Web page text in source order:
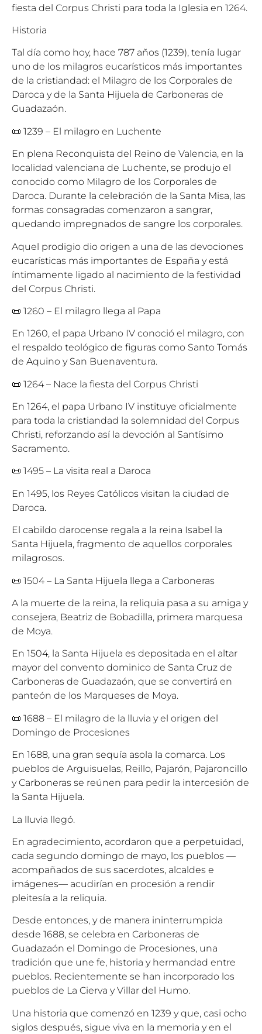
fiesta del Corpus Christi para toda la Iglesia en 1264.
Historia
Tal día como hoy, hace 787 años (1239), tenía lugar
uno de los milagros eucarísticos más importantes
de la cristiandad: el Milagro de los Corporales de
Daroca y de la Santa Hijuela de Carboneras de
Guadazaón.
📜 1239 – El milagro en Luchente
En plena Reconquista del Reino de Valencia, en la
localidad valenciana de Luchente, se produjo el
conocido como Milagro de los Corporales de
Daroca. Durante la celebración de la Santa Misa, las
formas consagradas comenzaron a sangrar,
quedando impregnados de sangre los corporales.
Aquel prodigio dio origen a una de las devociones
eucarísticas más importantes de España y está
íntimamente ligado al nacimiento de la festividad
del Corpus Christi.
📜 1260 – El milagro llega al Papa
En 1260, el papa Urbano IV conoció el milagro, con
el respaldo teológico de figuras como Santo Tomás
de Aquino y San Buenaventura.
📜 1264 – Nace la fiesta del Corpus Christi
En 1264, el papa Urbano IV instituye oficialmente
para toda la cristiandad la solemnidad del Corpus
Christi, reforzando así la devoción al Santísimo
Sacramento.
📜 1495 – La visita real a Daroca
En 1495, los Reyes Católicos visitan la ciudad de
Daroca.
El cabildo darocense regala a la reina Isabel la
Santa Hijuela, fragmento de aquellos corporales
milagrosos.
📜 1504 – La Santa Hijuela llega a Carboneras
A la muerte de la reina, la reliquia pasa a su amiga y
consejera, Beatriz de Bobadilla, primera marquesa
de Moya.
En 1504, la Santa Hijuela es depositada en el altar
mayor del convento dominico de Santa Cruz de
Carboneras de Guadazaón, que se convertirá en
panteón de los Marqueses de Moya.
📜 1688 – El milagro de la lluvia y el origen del
Domingo de Procesiones
En 1688, una gran sequía asola la comarca. Los
pueblos de Arguisuelas, Reillo, Pajarón, Pajaroncillo
y Carboneras se reúnen para pedir la intercesión de
la Santa Hijuela.
La lluvia llegó.
En agradecimiento, acordaron que a perpetuidad,
cada segundo domingo de mayo, los pueblos —
acompañados de sus sacerdotes, alcaldes e
imágenes— acudirían en procesión a rendir
pleitesía a la reliquia.
Desde entonces, y de manera ininterrumpida
desde 1688, se celebra en Carboneras de
Guadazaón el Domingo de Procesiones, una
tradición que une fe, historia y hermandad entre
pueblos. Recientemente se han incorporado los
pueblos de La Cierva y Villar del Humo.
Una historia que comenzó en 1239 y que, casi ocho
siglos después, sigue viva en la memoria y en el